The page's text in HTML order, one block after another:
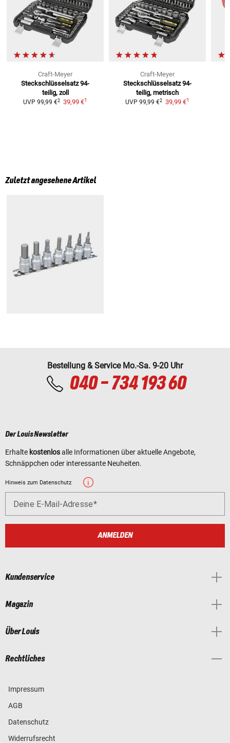
Craft-Meyer
Steckschlüsselsatz 94-
teilig, zoll
UVP 99,99 €2 39,99 €1
Craft-Meyer
Steckschlüsselsatz 94-
teilig, metrisch
UVP 99,99 €2 39,99 €1
Zuletzt angesehene Artikel
Bestellung & Service Mo.-Sa. 9-20 Uhr
040 - 734 193 60
Der Louis Newsletter
Erhalte kostenlosalle Informationen über aktuelle Angebote,
Schnäppchen oder interessante Neuheiten.
Hinweis zum Datenschutz
Deine E-Mail-Adresse
ANMELDEN
Kundenservice
Magazin
Über Louis
Rechtliches
Impressum
AGB
Datenschutz
Widerrufsrecht